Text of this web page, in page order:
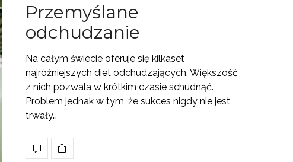
Przemyślane
odchudzanie
Na całym świecie oferuje się kilkaset
najróżniejszych diet odchudzających. Większość
z nich pozwala w krótkim czasie schudnąć.
Problem jednak w tym, że sukces nigdy nie jest
trwały…